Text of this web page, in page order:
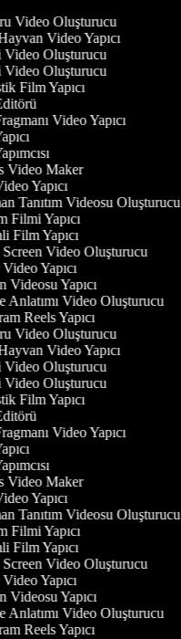
Video Oluşturucu
Video Yapıcı
Video Oluşturucu
Video Oluşturucu
Film Yapıcı
Video Yapıcı
Video Maker
Yapıcı
Tanıtım Videosu Oluşturucu
Filmi Yapıcı
Film Yapıcı
Screen Video Oluşturucu
Video Yapıcı
Videosu Yapıcı
Anlatımı Video Oluşturucu
Reels Yapıcı
Video Oluşturucu
Video Yapıcı
Video Oluşturucu
Video Oluşturucu
Film Yapıcı
Video Yapıcı
Video Maker
Yapıcı
Tanıtım Videosu Oluşturucu
Filmi Yapıcı
Film Yapıcı
Screen Video Oluşturucu
Video Yapıcı
Videosu Yapıcı
Anlatımı Video Oluşturucu
Reels Yapıcı